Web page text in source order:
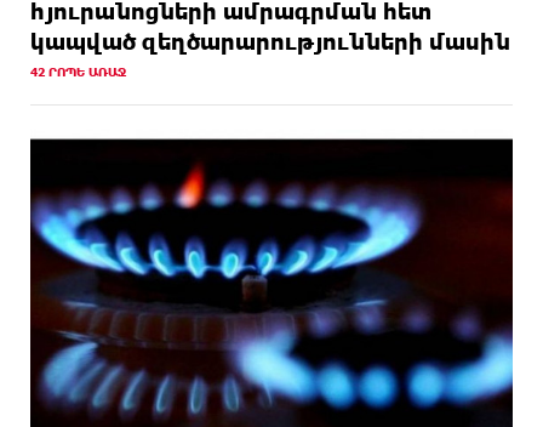
հյուրանոցների ամրագրման հետ
կապված զեղծարարությունների մասին
42 ՐՈՊԵ ԱՌԱՋ